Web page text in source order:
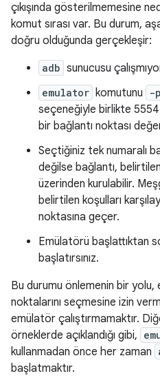
çıkışında gösterilmemesine
komut sırası var. Bu durum,
doğru olduğunda gerçekleşir:
adb sunucusu
emulator komutunu -
seçeneğiyle birlikte 5554
bir bağlantı noktası
Seçtiğiniz tek numaralı
değilse bağlantı,
üzerinden kurulabilir.
belirtilen koşulları
noktasına geçer.
Emülatörü başlattıktan
başlatırsınız.
Bu durumu önlemenin bir yolu,
noktalarını seçmesine izin
emülatör çalıştırmamaktır.
örneklerde açıklandığı gibi,
kullanmadan önce her zaman
başlatmaktır.